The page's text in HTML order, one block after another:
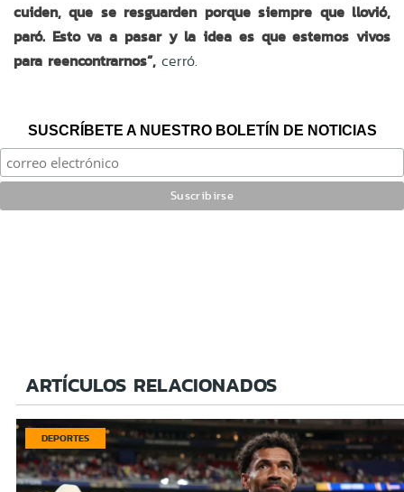
cuiden, que se resguarden porque siempre que llovió,
paró. Esto va a pasar y la idea es que estemos vivos
para reencontrarnos”, cerró.
SUSCRÍBETE A NUESTRO BOLETÍN DE NOTICIAS
ARTÍCULOS RELACIONADOS
DEPORTES